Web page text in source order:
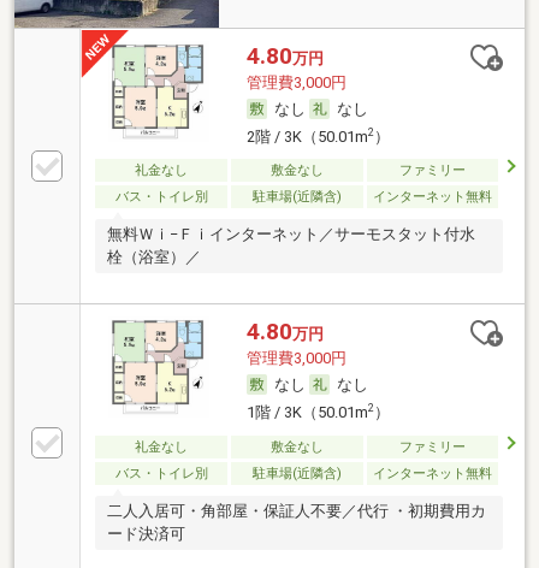
4.80万円
管理費3,000円
なし
なし
2階 / 3K（50.01m2）
礼金なし 敷金なし
ファミリー
バス・トイレ別
駐車場(近隣含) インターネット無料
無料Ｗｉ−Ｆｉインターネット／サーモスタット付水
栓（浴室）／
4.80万円
管理費3,000円
なし
なし
1階 / 3K（50.01m2）
礼金なし 敷金なし
ファミリー
バス・トイレ別
駐車場(近隣含) インターネット無料
二人入居可・角部屋・保証人不要／代行 ・初期費用カ
ード決済可